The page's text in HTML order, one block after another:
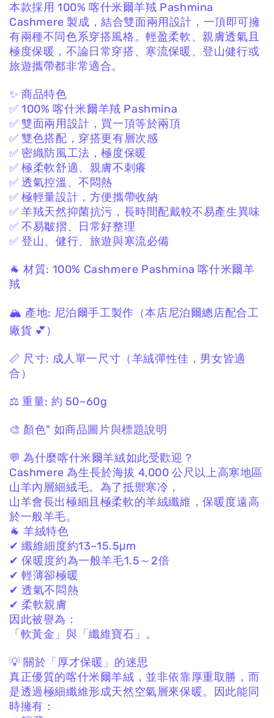
本款採用 100% 喀什米爾羊羢 Pashmina
Cashmere 製成，結合雙面兩用設計， 一頂即可擁
有兩種不同色系穿搭風格。輕盈柔軟、親膚透氣且
極度保暖， 不論日常穿搭、寒流保暖、登山健行或
旅遊攜帶都非常適合。
✨ 商品特色
✅ 100% 喀什米爾羊羢 Pashmina
✅ 雙面兩用設計，買一頂等於兩頂
✅ 雙色搭配，穿搭更有層次感
✅ 密織防風工法，極度保暖
✅ 極柔軟舒適、親膚不刺癢
✅ 透氣控溫、不悶熱
✅ 極輕量設計，方便攜帶收納
✅ 羊羢天然抑菌抗污，長時間配戴較不易產生異味
✅ 不易皺摺、日常好整理
✅ 登山、健行、旅遊與寒流必備
🐐 材質: 100% Cashmere Pashmina喀什米爾羊
羢
🏔 產地: 尼泊爾手工製作 （本店尼泊爾總店配合工
廠貨 💕）
📏 尺寸: 成人單一尺寸 （羊絨彈性佳，男女皆適
合）
⚖️ 重量: 約 50–60g
🎨 顏色" 如商品圖片與標題說明
💬 為什麼喀什米爾羊絨如此受歡迎？
Cashmere 為生長於海拔 4,000 公尺以上高寒地區
山羊內層細絨毛。 為了抵禦寒冷，
山羊會長出極細且極柔軟的羊絨纖維，保暖度遠高
於一般羊毛。
🐐 羊絨特色
✔ 纖維細度約13–15.5μm
✔ 保暖度約為一般羊毛1.5～2倍
✔ 輕薄卻極暖
✔ 透氣不悶熱
✔ 柔軟親膚
因此被譽為：
「軟黃金」與「纖維寶石」。
💡 關於「厚才保暖」的迷思
真正優質的喀什米爾羊絨， 並非依靠厚重取勝， 而
是透過極細纖維形成天然空氣層來保暖。
因此能同
時擁有：